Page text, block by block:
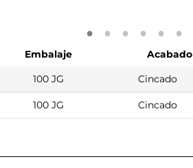
Embalaje Acabado
100 JG Cincado
100 JG Cincado